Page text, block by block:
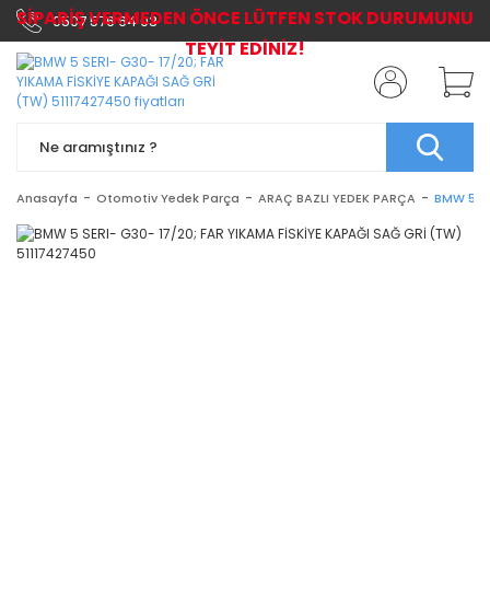
0507 576 64 03
Anasayfa Otomotiv Yedek Parça ARAÇ BAZLI YEDEK PARÇA BMW 5
SİPARİŞ VERMEDEN ÖNCE LÜTFEN STOK DURUMUNU
TEYİT EDİNİZ!